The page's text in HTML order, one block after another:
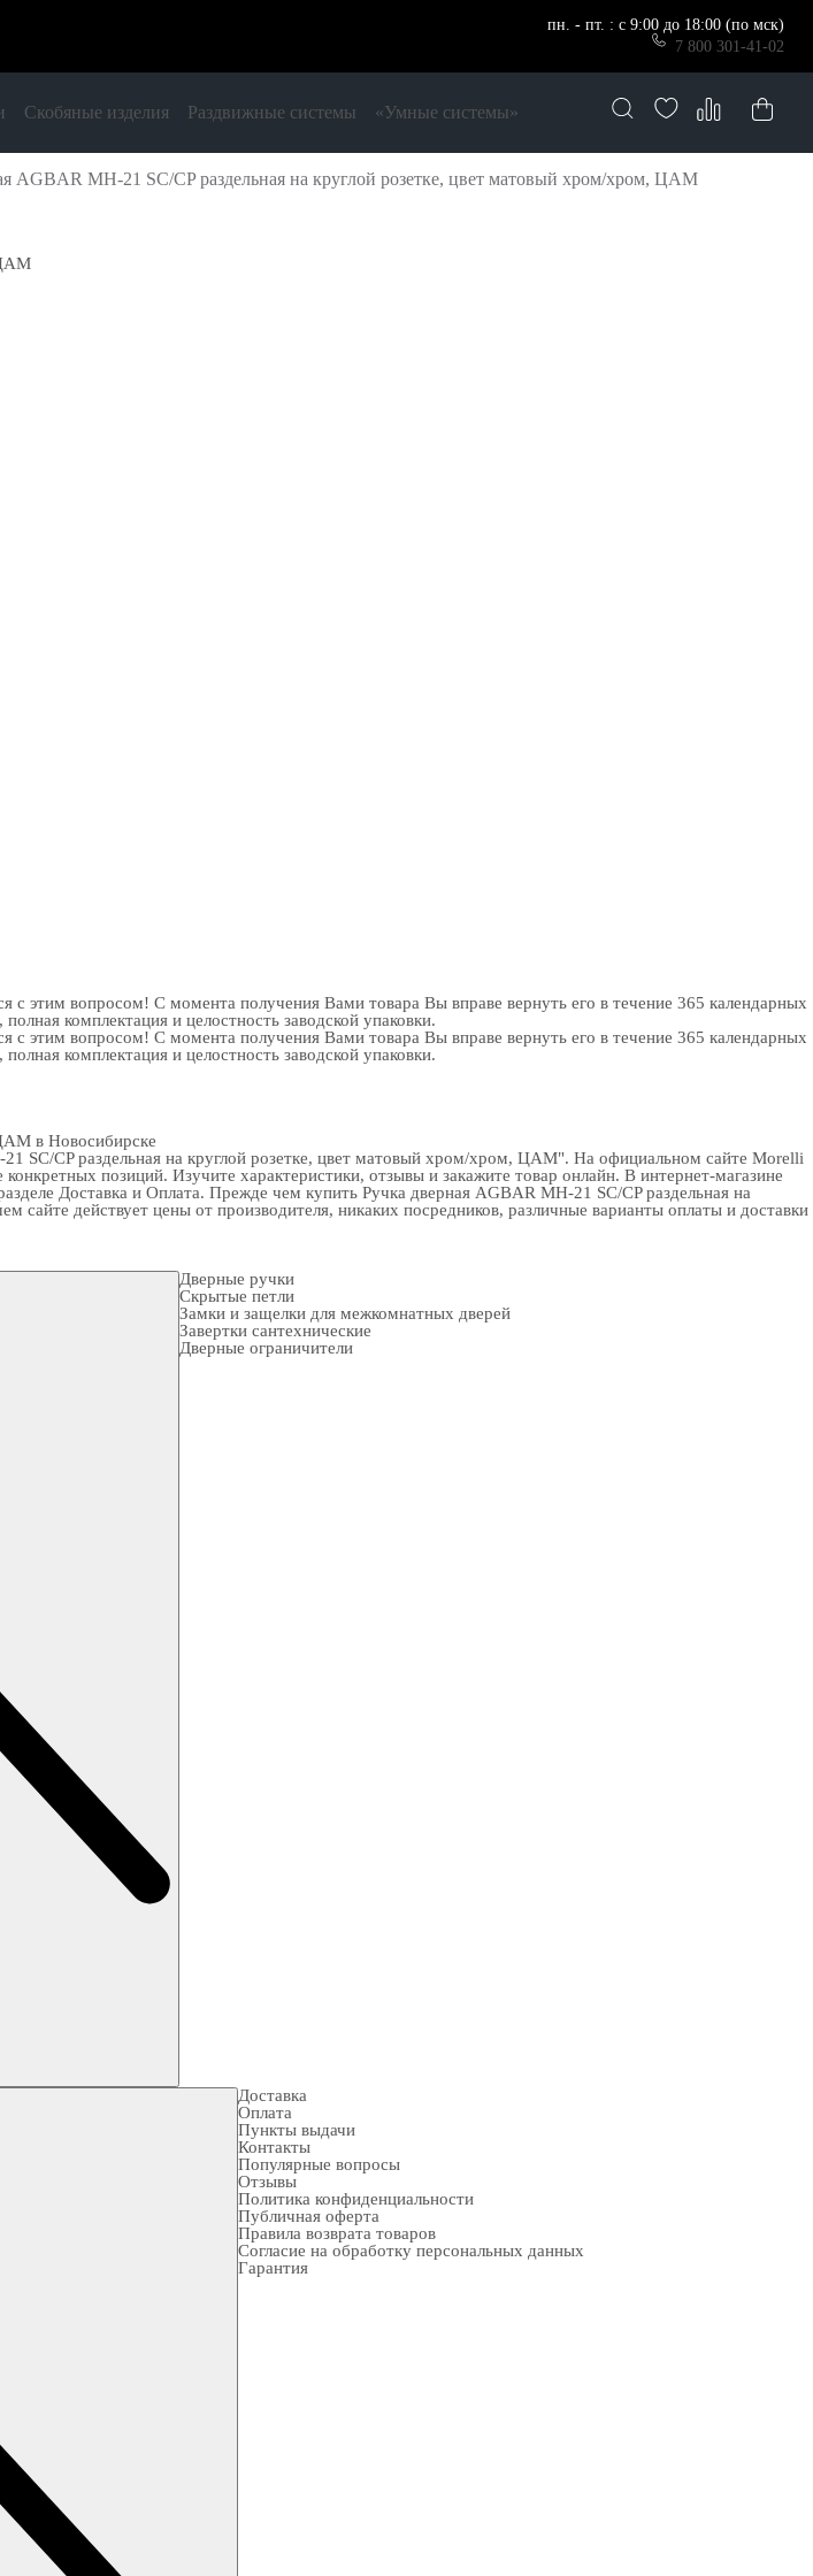
пн. - пт. : с 9:00 до 18:00 (по мск)
7 800 301-41-02
Скобяные изделия Раздвижные системы «Умные системы»
AGBAR MH-21 SC/CP раздельная на круглой розетке, цвет матовый хром/хром, ЦАМ
ЦАМ
этим вопросом! С момента получения Вами товара Вы вправе вернуть его в течение 365 календарных
комплектация и целостность заводской упаковки.
этим вопросом! С момента получения Вами товара Вы вправе вернуть его в течение 365 календарных
комплектация и целостность заводской упаковки.
в Новосибирске
SC/CP раздельная на круглой розетке, цвет матовый хром/хром, ЦАМ". На официальном сайте Morelli
позиций. Изучите характеристики, отзывы и закажите товар онлайн. В интернет-магазине
Доставка и Оплата. Прежде чем купить Ручка дверная AGBAR MH-21 SC/CP раздельная на
действует цены от производителя, никаких посредников, различные варианты оплаты и доставки
Дверные ручки
Скрытые петли
Замки и защелки для межкомнатных дверей
Завертки сантехнические
Дверные ограничители
Доставка
Оплата
Пункты выдачи
Контакты
Популярные вопросы
Отзывы
Политика конфиденциальности
Публичная оферта
Правила возврата товаров
Согласие на обработку персональных данных
Гарантия